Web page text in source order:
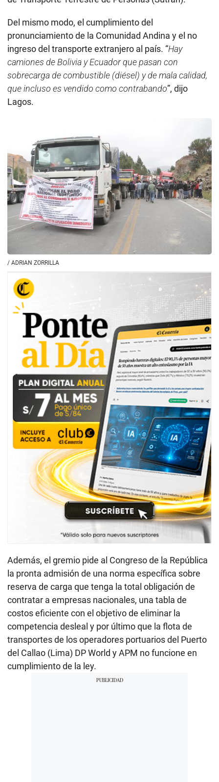
Del mismo modo, el cumplimiento del
pronunciamiento de la Comunidad Andina y el no
ingreso del transporte extranjero al país. “Hay
camiones de Bolivia y Ecuador que pasan con
sobrecarga de combustible (diésel) y de mala calidad,
que incluso es vendido como contrabando”, dijo
Lagos.
/ ADRIAN ZORRILLA
Además, el gremio pide al Congreso de la República
la pronta admisión de una norma específica sobre
reserva de carga que tenga la total obligación de
contratar a empresas nacionales, una tabla de
costos eficiente con el objetivo de eliminar la
competencia desleal y por último que la flota de
transportes de los operadores portuarios del Puerto
del Callao (Lima) DP World y APM no funcione en
cumplimiento de la ley.